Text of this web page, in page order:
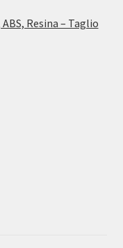
Resina – Taglio